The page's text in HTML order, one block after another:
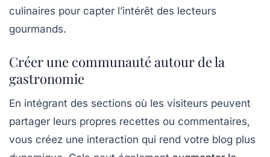
culinaires pour capter l’intérêt des lecteurs
gourmands.
Créer une communauté autour de la
gastronomie
En intégrant des sections où les visiteurs peuvent
partager leurs propres recettes ou commentaires,
vous créez une interaction qui rend votre blog plus